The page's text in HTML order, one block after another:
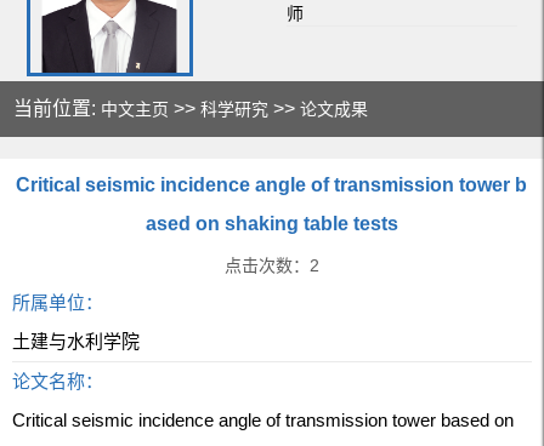
师
当前位置: 中文主页 >>科学研究 >>论文成果
Critical seismic incidence angle of transmission tower b
ased on shaking table tests
点击次数： 2
所属单位：
土建与水利学院
论文名称：
Critical seismic incidence angle of transmission tower based on